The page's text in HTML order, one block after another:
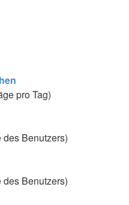
pro Tag)
Benutzers)
Benutzers)